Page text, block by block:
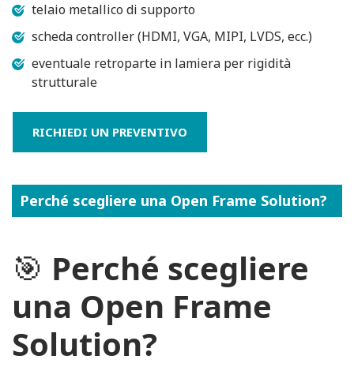
telaio metallico di supporto
scheda controller (HDMI, VGA, MIPI, LVDS, ecc.)
eventuale retroparte in lamiera per rigidità
strutturale
RICHIEDI UN PREVENTIVO
Perché scegliere una Open Frame Solution?
🎯 Perché scegliere
una Open Frame
Solution?